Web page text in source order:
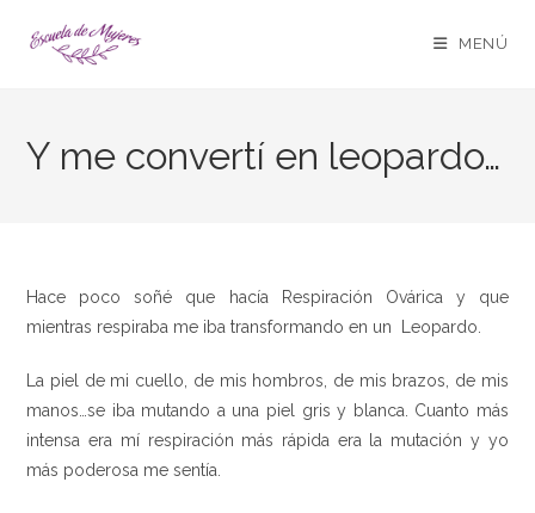
MENÚ
Y me convertí en leopardo…
Hace poco soñé que hacía Respiración Ovárica y que
mientras respiraba me iba transformando en un Leopardo.
La piel de mi cuello, de mis hombros, de mis brazos, de mis
manos…se iba mutando a una piel gris y blanca. Cuanto más
intensa era mí respiración más rápida era la mutación y yo
más poderosa me sentía.